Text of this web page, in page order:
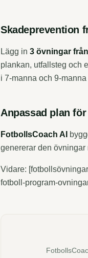
Skadeprevention
Lägg in 3 övningar
plankan, utfallsteg och
i 7-manna och 9-manna
Anpassad plan
FotbollsCoach AI
genererar den övningar
Vidare:
fotboll-program-